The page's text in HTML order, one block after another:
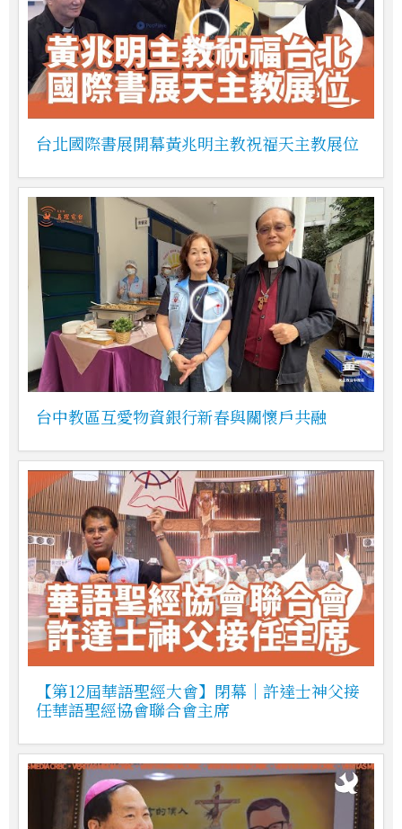
台北國際書展開幕黃兆明主教祝福天主教展位
台中教區互愛物資銀行新春與關懷戶共融
【第12屆華語聖經大會】閉幕｜許達士神父接
任華語聖經協會聯合會主席